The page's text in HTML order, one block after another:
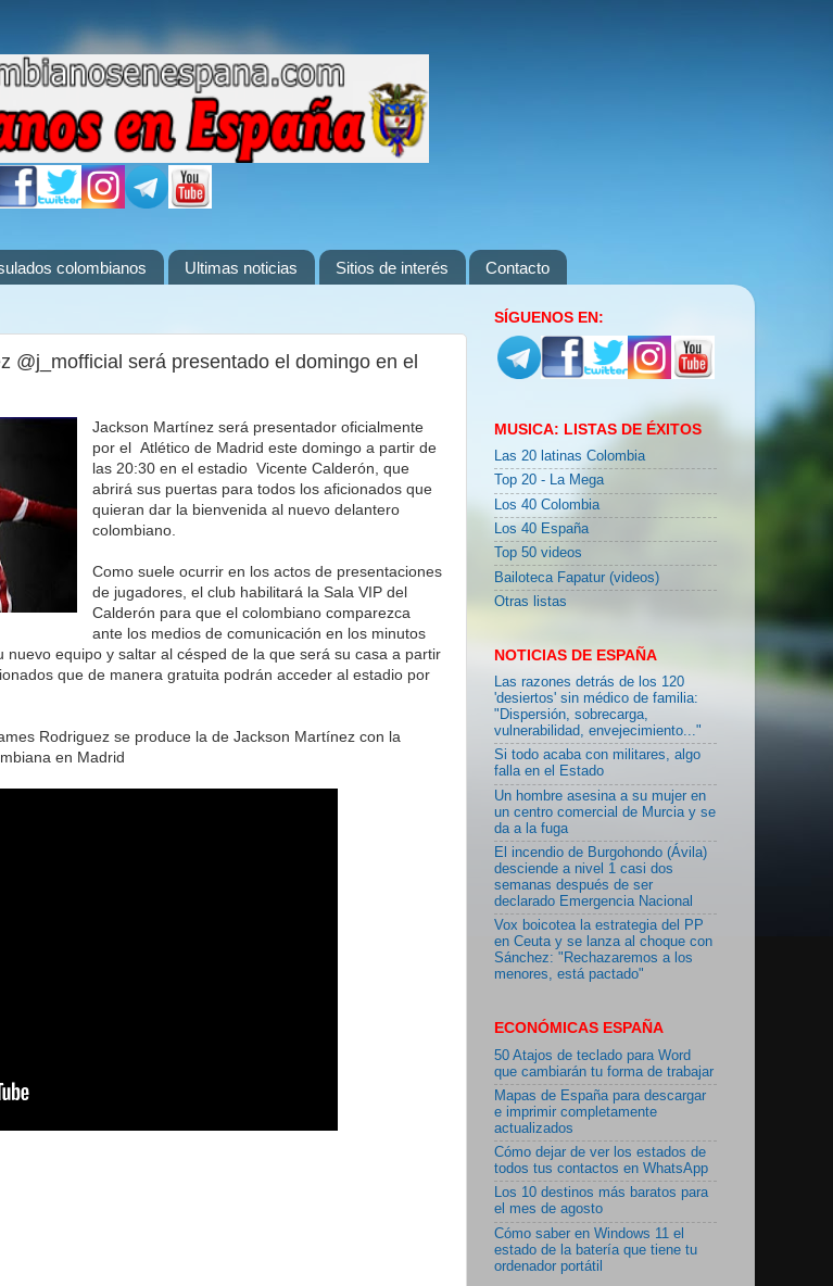
colombianos Ultimas noticias Sitios de interés Contacto
@j_mofficial será presentado el domingo en el
Jackson Martínez será presentador oficialmente
por el Atlético de Madrid este domingo a partir de
las 20:30 en el estadio Vicente Calderón, que
abrirá sus puertas para todos los aficionados que
quieran dar la bienvenida al nuevo delantero
colombiano.
Como suele ocurrir en los actos de presentaciones
de jugadores, el club habilitará la Sala VIP del
Calderón para que el colombiano comparezca
ante los medios de comunicación en los minutos
nuevo equipo y saltar al césped de la que será su casa a partir
que de manera gratuita podrán acceder al estadio por
Rodriguez se produce la de Jackson Martínez con la
en Madrid
SÍGUENOS EN:
MUSICA: LISTAS DE ÉXITOS
Las 20 latinas Colombia
Top 20 - La Mega
Los 40 Colombia
Los 40 España
Top 50 videos
Bailoteca Fapatur (videos)
Otras listas
NOTICIAS DE ESPAÑA
Las razones detrás de los 120
'desiertos' sin médico de familia:
"Dispersión, sobrecarga,
vulnerabilidad, envejecimiento..."
Si todo acaba con militares, algo
falla en el Estado
Un hombre asesina a su mujer en
un centro comercial de Murcia y se
da a la fuga
El incendio de Burgohondo (Ávila)
desciende a nivel 1 casi dos
semanas después de ser
declarado Emergencia Nacional
Vox boicotea la estrategia del PP
en Ceuta y se lanza al choque con
Sánchez: "Rechazaremos a los
menores, está pactado"
ECONÓMICAS ESPAÑA
50 Atajos de teclado para Word
que cambiarán tu forma de trabajar
Mapas de España para descargar
e imprimir completamente
actualizados
Cómo dejar de ver los estados de
todos tus contactos en WhatsApp
Los 10 destinos más baratos para
el mes de agosto
Cómo saber en Windows 11 el
estado de la batería que tiene tu
ordenador portátil